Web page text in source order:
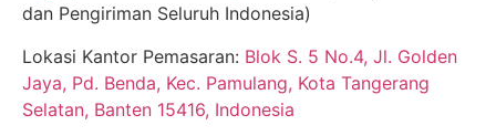
dan Pengiriman Seluruh Indonesia)
Lokasi Kantor Pemasaran: Blok S. 5 No.4, Jl. Golden
Jaya, Pd. Benda, Kec. Pamulang, Kota Tangerang
Selatan, Banten 15416, Indonesia